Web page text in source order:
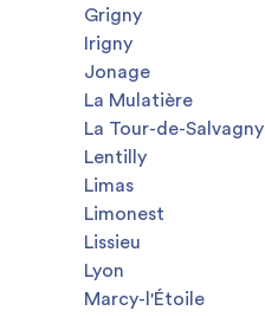
Grigny
Irigny
Jonage
La Mulatière
La Tour-de-Salvagny
Lentilly
Limas
Limonest
Lissieu
Lyon
Marcy-l'Étoile